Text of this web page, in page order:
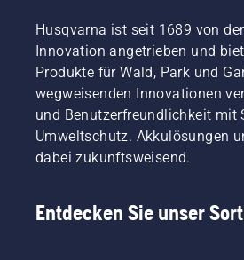
Husqvarna ist seit 1689 von
Innovation angetrieben und
Produkte für Wald, Park und
wegweisenden Innovationen
und Benutzerfreundlichkeit mit
Umweltschutz. Akkulösungen
dabei zukunftsweisend.
Entdecken Sie unser